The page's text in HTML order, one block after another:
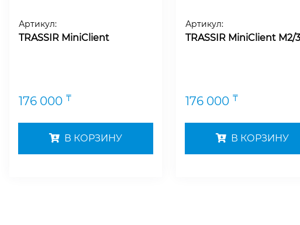
Артикул:
TRASSIR MiniClient
176 000 ₸
В КОРЗИНУ
Артикул:
TRASSIR MiniClient M2/
176 000 ₸
В КОРЗИНУ